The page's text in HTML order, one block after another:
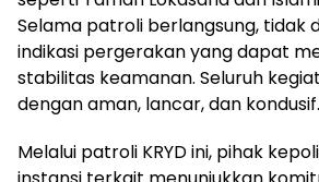
Selama patroli berlangsung, tidak
indikasi pergerakan yang dapat
stabilitas keamanan. Seluruh
dengan aman, lancar, dan kondusif.
Melalui patroli KRYD ini, pihak